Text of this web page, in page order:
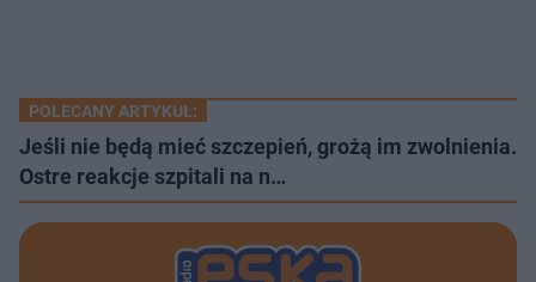
POLECANY ARTYKUŁ:
Jeśli nie będą mieć szczepień, grożą im zwolnienia.
Ostre reakcje szpitali na n…